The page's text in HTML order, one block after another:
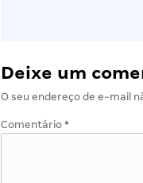
Deixe um
O seu endereço de e-mail
Comentário *